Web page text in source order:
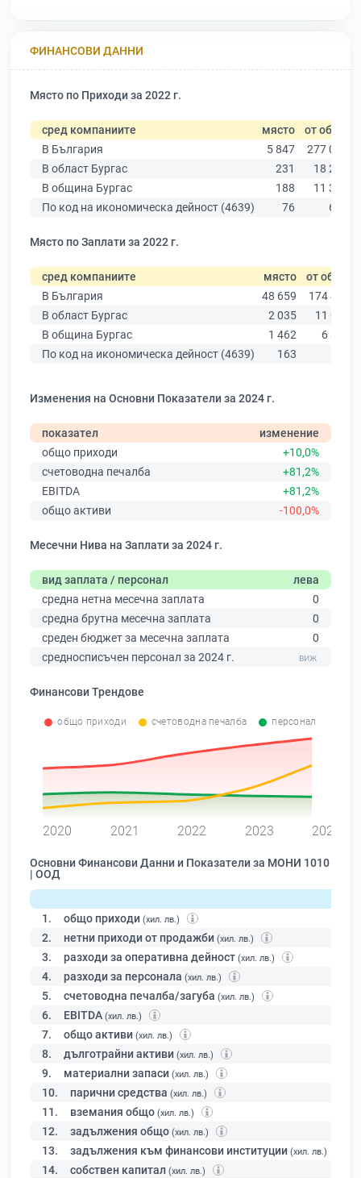
ФИНАНСОВИ ДАННИ
Място по Приходи за 2022 г.
сред компаниите място от общо
В България
5 847
277 019
В област Бургас
231
18 275
В община Бургас
188
11 315
По код на икономическа дейност (4639)
76 639
Място по Заплати за 2022 г.
сред компаниите място от общо
В България
48 659
174 403
В област Бургас
2 035
11 009
В община Бургас
1 462
6 879
По код на икономическа дейност (4639)
163
Изменения на Основни Показатели за 2024 г.
показател
изменение
общо приходи
+10,0%
счетоводна печалба
+81,2%
EBITDA
+81,2%
общо активи
-100,0%
Месечни Нива на Заплати за 2024 г.
вид заплата / персонал
лева
средна нетна месечна заплата
0
средна брутна месечна заплата
0
среден бюджет за месечна заплата
0
средносписъчен персонал за 2024 г.
Финансови Трендове
общо приходи счетоводна печалба персонал
2020 2021 2022 2023 2024
Основни Финансови Данни и Показатели за МОНИ 1010
| ООД
1. общо приходи (хил. лв.)
2. нетни приходи от продажби (хил. лв.)
3. разходи за оперативна дейност (хил. лв.)
4. разходи за персонала (хил. лв.)
5. счетоводна печалба/загуба (хил. лв.)
6. EBITDA (хил. лв.)
7. общо активи (хил. лв.)
8. дълготрайни активи (хил. лв.)
9. материални запаси (хил. лв.)
10. парични средства (хил. лв.)
11. вземания общо (хил. лв.)
12. задължения общо (хил. лв.)
13. задължения към финансови институции (хил. лв.)
14. собствен капитал (хил. лв.)